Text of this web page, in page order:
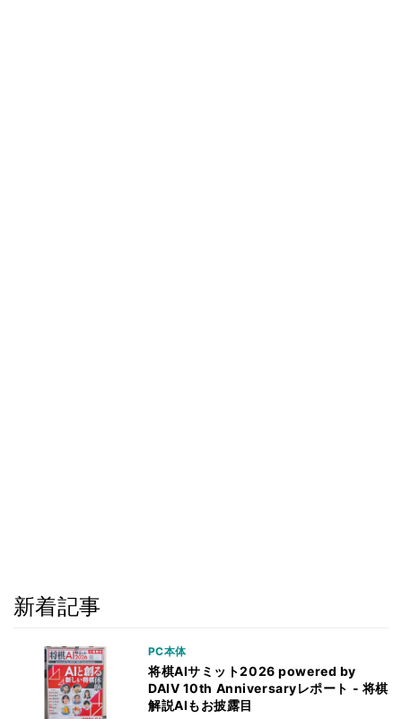
新着記事
PC本体
将棋AIサミット2026 powered by
DAIV 10th Anniversaryレポート - 将棋
解説AIもお披露目